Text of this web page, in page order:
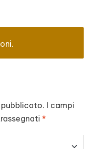
pubblicato. I campi
*